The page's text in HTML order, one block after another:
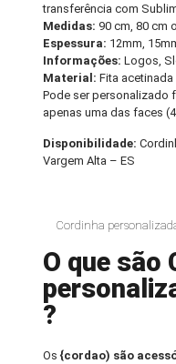
transferência com
Medidas: 90 cm, 80 cm
Espessura: 12mm,
Informações:Logos,
Material: Fita
Pode ser personalizado
apenas uma das faces
Disponibilidade:
Vargem Alta – ES
Cordinha
O que são
?
Os {cordao) são